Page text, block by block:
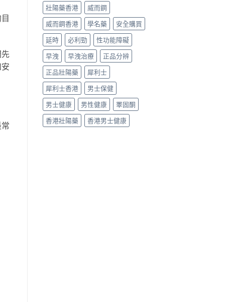
士〉
中
壯陽藥香港
威而鋼
威而鋼香港
學名藥
安全購買
延時
必利勁
性功能障礙
早洩
早洩治療
正品分辨
正品壯陽藥
犀利士
犀利士香港
男士保健
男士健康
男性健康
睪固酮
香港壯陽藥
香港男士健康